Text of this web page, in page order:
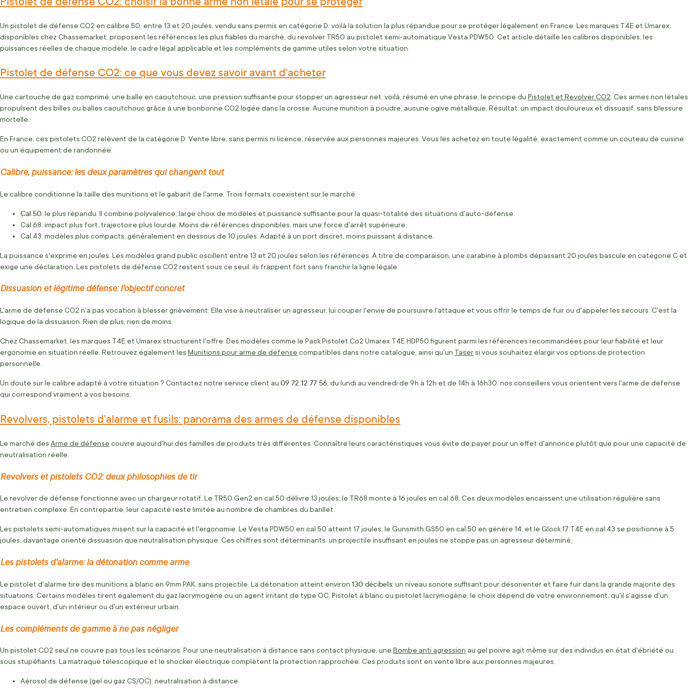
Un pistolet de défense CO2 en calibre.50, entre 13 et 20 joules, vendu sans permis en catégorie D: voilà la solution la plus répandue pour se protéger légalement en France. Les marques T4E et Umarex,
disponibles chez Chassemarket, proposent les références les plus fiables du marché, du revolver TR50 au pistolet semi-automatique Vesta PDW50. Cet article détaille les calibres disponibles, les
puissances réelles de chaque modèle, le cadre légal applicable et les compléments de gamme utiles selon votre situation.
Pistolet de défense CO2: ce que vous devez savoir avant d'acheter
Une cartouche de gaz comprimé, une balle en caoutchouc, une pression suffisante pour stopper un agresseur net: voilà, résumé en une phrase, le principe du Pistolet et Revolver CO2. Ces armes non létales
propulsent des billes ou balles caoutchouc grâce à une bonbonne CO2 logée dans la crosse. Aucune munition à poudre, aucune ogive métallique. Résultat: un impact douloureux et dissuasif, sans blessure
mortelle.
En France, ces pistolets CO2 relèvent de la catégorie D. Vente libre, sans permis ni licence, réservée aux personnes majeures. Vous les achetez en toute légalité, exactement comme un couteau de cuisine
ou un équipement de randonnée.
Calibre, puissance: les deux paramètres qui changent tout
Le calibre conditionne la taille des munitions et le gabarit de l'arme. Trois formats coexistent sur le marché:
Cal.50: le plus répandu. Il combine polyvalence, large choix de modèles et puissance suffisante pour la quasi-totalité des situations d'auto-défense.
Cal.68: impact plus fort, trajectoire plus lourde. Moins de références disponibles, mais une force d'arrêt supérieure.
Cal.43: modèles plus compacts, généralement en dessous de 10 joules. Adapté à un port discret, moins puissant à distance.
La puissance s'exprime en joules. Les modèles grand public oscillent entre 13 et 20 joules selon les références. À titre de comparaison, une carabine à plombs dépassant 20 joules bascule en catégorie C et
exige une déclaration. Les pistolets de défense CO2 restent sous ce seuil: ils frappent fort sans franchir la ligne légale.
Dissuasion et légitime défense: l'objectif concret
L'arme de défense CO2 n'a pas vocation à blesser grièvement. Elle vise à neutraliser un agresseur, lui couper l'envie de poursuivre l'attaque et vous offrir le temps de fuir ou d'appeler les secours. C'est la
logique de la dissuasion. Rien de plus, rien de moins.
Chez Chassemarket, les marques T4E et Umarex structurent l'offre. Des modèles comme le Pack Pistolet Co2 Umarex T4E HDP50 figurent parmi les références recommandées pour leur fiabilité et leur
ergonomie en situation réelle. Retrouvez également les Munitions pour arme de défense compatibles dans notre catalogue, ainsi qu'un Taser si vous souhaitez élargir vos options de protection
personnelle.
Un doute sur le calibre adapté à votre situation ? Contactez notre service client au 09 72 12 77 56 , du lundi au vendredi de 9h à 12h et de 14h à 16h30: nos conseillers vous orientent vers l'arme de défense
qui correspond vraiment à vos besoins.
Revolvers, pistolets d'alarme et fusils: panorama des armes de défense disponibles
Le marché des Arme de défense couvre aujourd'hui des familles de produits très différentes. Connaître leurs caractéristiques vous évite de payer pour un effet d'annonce plutôt que pour une capacité de
neutralisation réelle.
Revolvers et pistolets CO2: deux philosophies de tir
Le revolver de défense fonctionne avec un chargeur rotatif. Le TR50 Gen2 en cal.50 délivre 13 joules; le TR68 monte à 16 joules en cal.68. Ces deux modèles encaissent une utilisation régulière sans
entretien complexe. En contrepartie, leur capacité reste limitée au nombre de chambres du barillet.
Les pistolets semi-automatiques misent sur la capacité et l'ergonomie. Le Vesta PDW50 en cal.50 atteint 17 joules, le Gunsmith GS50 en cal.50 en génère 14, et le Glock 17 T4E en cal.43 se positionne à 5
joules, davantage orienté dissuasion que neutralisation physique. Ces chiffres sont déterminants: un projectile insuffisant en joules ne stoppe pas un agresseur déterminé.
Les pistolets d'alarme: la détonation comme arme
Le pistolet d'alarme tire des munitions à blanc en 9mm PAK, sans projectile. La détonation atteint environ 130 décibels: un niveau sonore suffisant pour désorienter et faire fuir dans la grande majorité des
situations. Certains modèles tirent également du gaz lacrymogène ou un agent irritant de type OC. Pistolet à blanc ou pistolet lacrymogène, le choix dépend de votre environnement, qu'il s'agisse d'un
espace ouvert, d'un intérieur ou d'un extérieur urbain.
Les compléments de gamme à ne pas négliger
Un pistolet CO2 seul ne couvre pas tous les scénarios. Pour une neutralisation à distance sans contact physique, une Bombe anti agression au gel poivre agit même sur des individus en état d'ébriété ou
sous stupéfiants. La matraque télescopique et le shocker électrique complètent la protection rapprochée. Ces produits sont en vente libre aux personnes majeures.
Aérosol de défense (gel ou gaz CS/OC): neutralisation à distance